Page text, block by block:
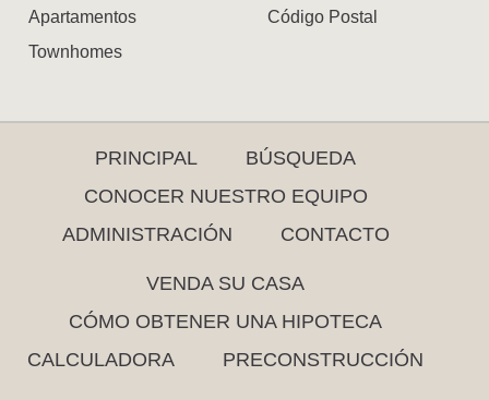
Apartamentos
Townhomes
Código Postal
PRINCIPAL
BÚSQUEDA
CONOCER NUESTRO EQUIPO
ADMINISTRACIÓN
CONTACTO
VENDA SU CASA
CÓMO OBTENER UNA HIPOTECA
CALCULADORA
PRECONSTRUCCIÓN